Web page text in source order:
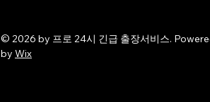
© 2026 by 프로 24시 긴급 출장서비스.
by Wix